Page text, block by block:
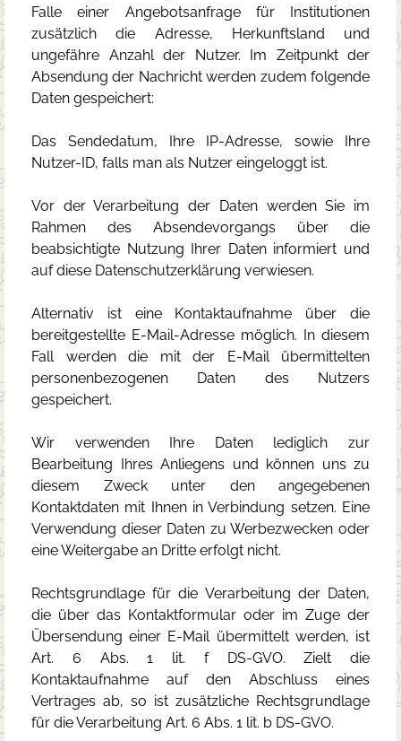
Falle einer Angebotsanfrage für Institutionen
zusätzlich die Adresse, Herkunftsland und
ungefähre Anzahl der Nutzer. Im Zeitpunkt der
Absendung der Nachricht werden zudem folgende
Daten gespeichert:
Das Sendedatum, Ihre IP-Adresse, sowie Ihre
Nutzer-ID, falls man als Nutzer eingeloggt ist.
Vor der Verarbeitung der Daten werden Sie im
Rahmen des Absendevorgangs über die
beabsichtigte Nutzung Ihrer Daten informiert und
auf diese Datenschutzerklärung verwiesen.
Alternativ ist eine Kontaktaufnahme über die
bereitgestellte E-Mail-Adresse möglich. In diesem
Fall werden die mit der E-Mail übermittelten
personenbezogenen Daten des Nutzers
gespeichert.
Wir verwenden Ihre Daten lediglich zur
Bearbeitung Ihres Anliegens und können uns zu
diesem Zweck unter den angegebenen
Kontaktdaten mit Ihnen in Verbindung setzen. Eine
Verwendung dieser Daten zu Werbezwecken oder
eine Weitergabe an Dritte erfolgt nicht.
Rechtsgrundlage für die Verarbeitung der Daten,
die über das Kontaktformular oder im Zuge der
Übersendung einer E-Mail übermittelt werden, ist
Art. 6 Abs. 1 lit. f DS-GVO. Zielt die
Kontaktaufnahme auf den Abschluss eines
Vertrages ab, so ist zusätzliche Rechtsgrundlage
für die Verarbeitung Art. 6 Abs. 1 lit. b DS-GVO.